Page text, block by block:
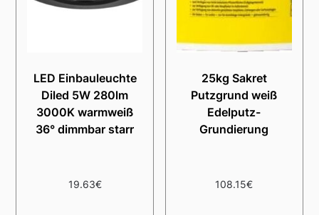
LED Einbauleuchte
Diled 5W 280lm
3000K warmweiß
36° dimmbar starr
19.63€
25kg Sakret
Putzgrund weiß
Edelputz-
Grundierung
108.15€